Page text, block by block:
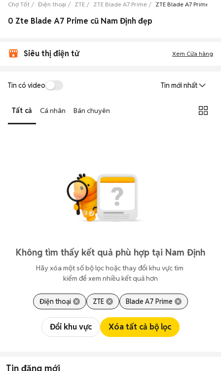
Chợ Tốt Điện thoại ZTE ZTE Blade A7 Prime ZTE Blade A7 Prime
0 Zte Blade A7 Prime cũ Nam Định đẹp
Siêu thị điện tử Xem Cửa hàng
Tin có video Tin mới nhất
Tất cả Cá nhân Bán chuyên
Không tìm thấy kết quả phù hợp tại Nam Định
Hãy xóa một số bộ lọc hoặc thay đổi khu vực tìm
kiếm để xem nhiều kết quả hơn
Điện thoại ZTE Blade A7 Prime
Đổi khu vực Xóa tất cả bộ lọc
Tin đăng mới